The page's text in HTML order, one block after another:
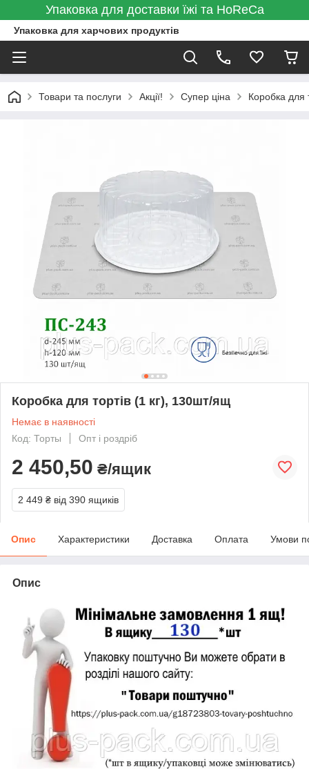
Упаковка для доставки їжі та HoReCa
Упаковка для харчових продуктів
Товари та послуги Акції! Супер ціна Коробка для
Коробка для тортів (1 кг), 130шт/ящ
Немає в наявності
Код: Торты
Опт і роздріб
2 450,50 ₴/ящик
2 449 ₴ від 390 ящиків
Опис Характеристики Доставка Оплата Умови
Опис